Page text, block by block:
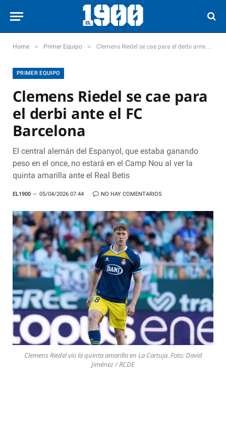
Home » Primer Equipo » Clemens Riedel se cae para el derbi ante el FC Barcelona
PRIMER EQUIPO
Clemens Riedel se cae para
el derbi ante el FC
Barcelona
El central alemán del Espanyol, que estaba ganando
peso en el once, no estará en el Camp Nou al ver la
quinta amarilla ante el Real Betis
EL1900 05/04/2026 07:44 NO HAY COMENTARIOS
Clemens Riedel vio la quinta amarilla en La Cartuja. Foto: David
Jiménez / RCDE